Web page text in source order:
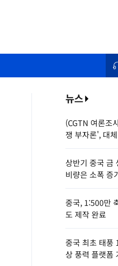
뉴스
(CGTN 여론조
쟁 부자론', 대
상반기 중국 금
비량은 소폭 증
중국, 1:500만
도 제작 완료
중국 최초 태풍
상 풍력 플랫폼